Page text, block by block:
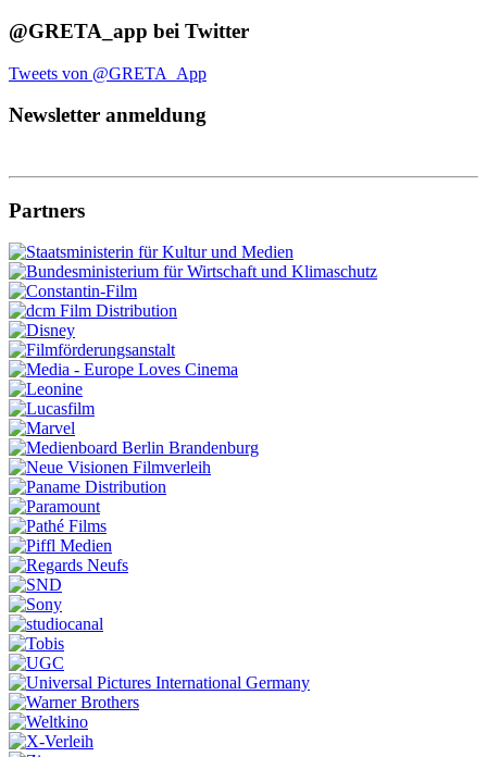
@GRETA_app bei Twitter
Tweets von @GRETA_App
Newsletter anmeldung
Partners